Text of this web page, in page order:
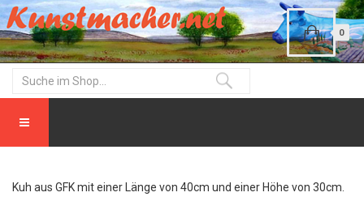
0
Kuh aus GFK mit einer Länge von 40cm und einer Höhe von 30cm.